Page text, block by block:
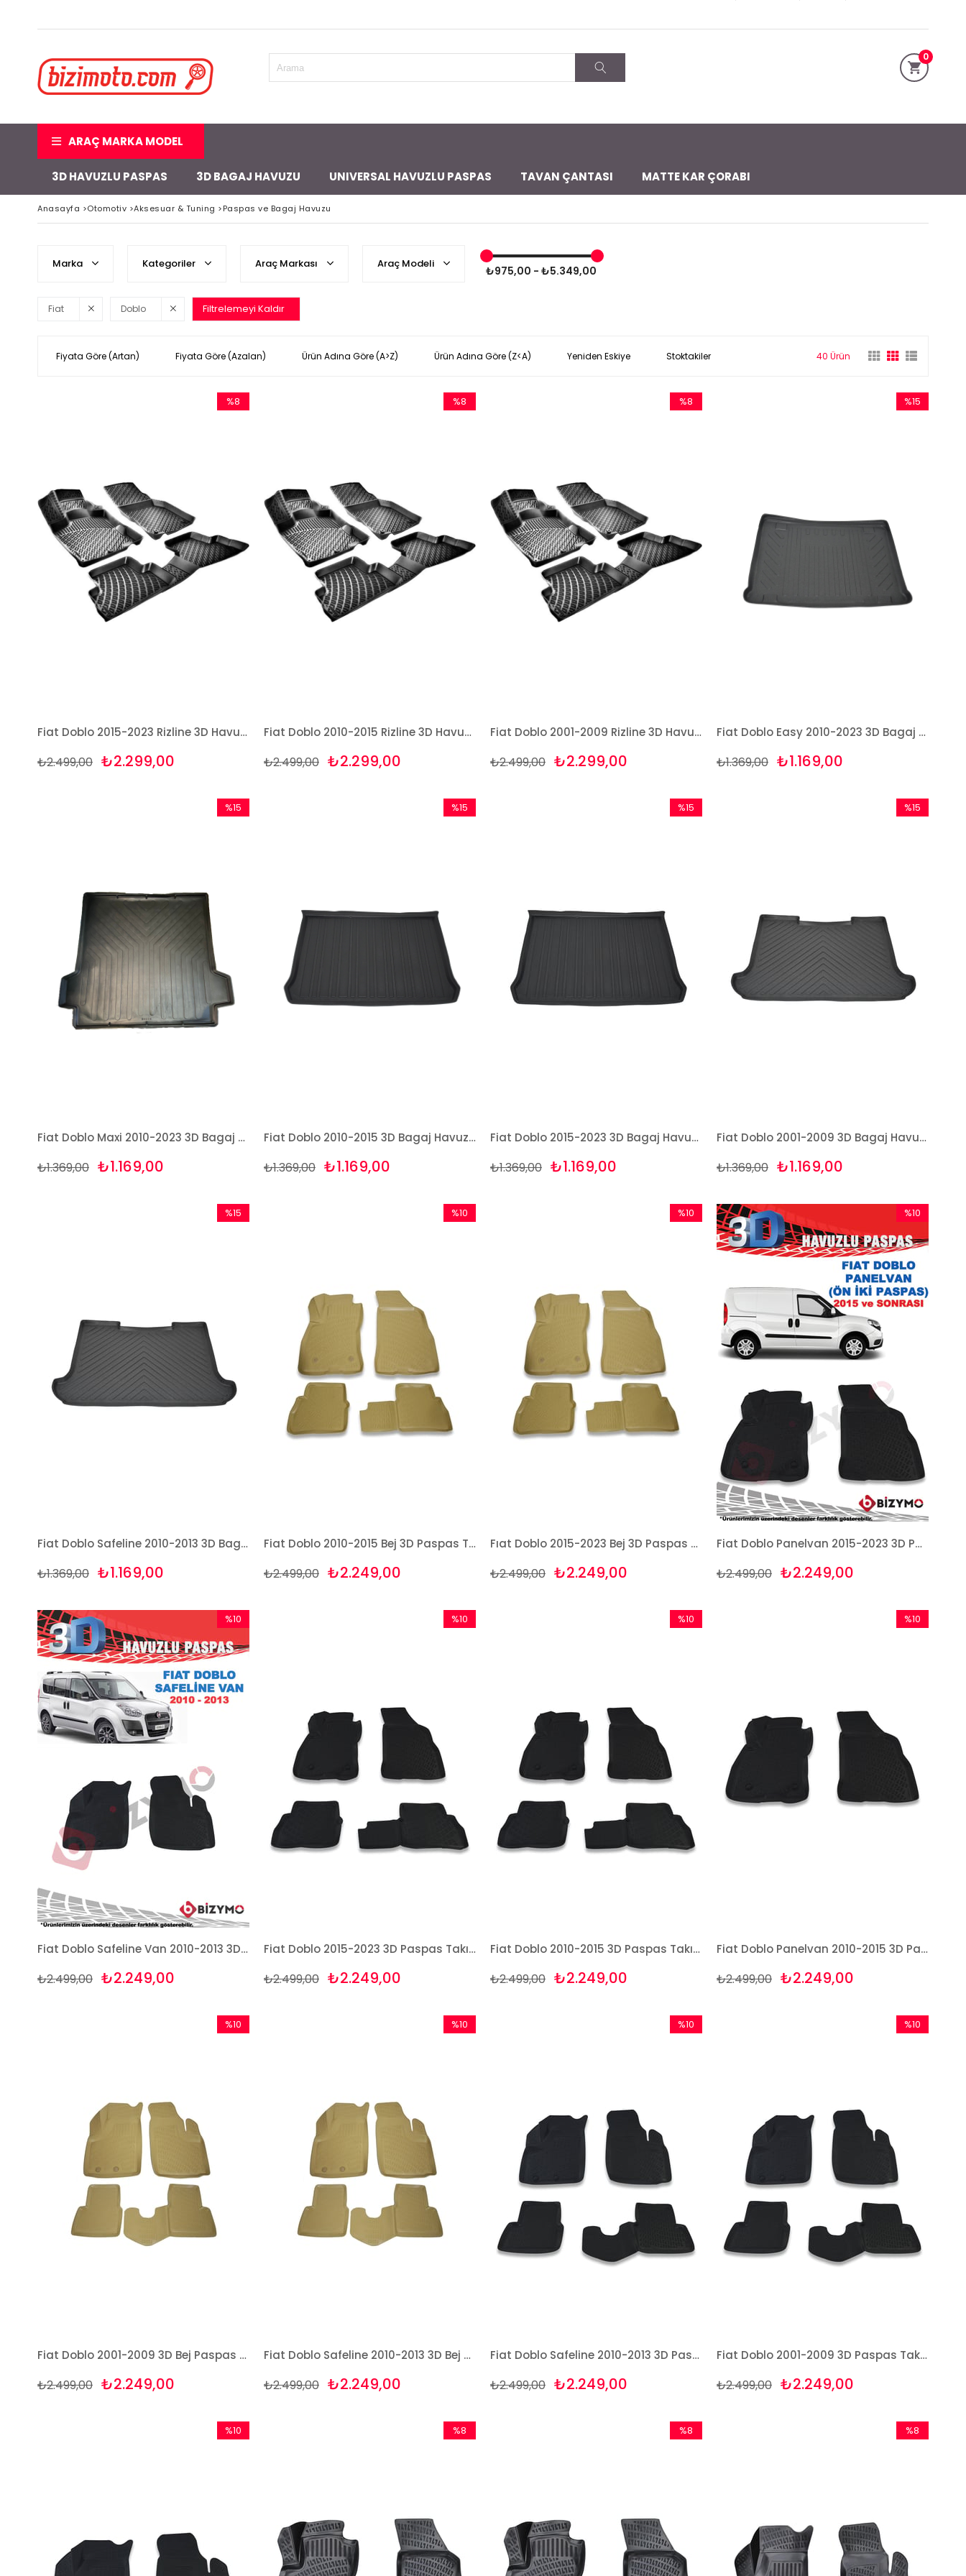
0
ARAÇ MARKA MODEL
3D HAVUZLU PASPAS 3D BAGAJ HAVUZU UNIVERSAL HAVUZLU PASPAS TAVAN ÇANTASI MATTE KAR ÇORABI
Anasayfa >Otomotiv >Aksesuar & Tuning >Paspas ve Bagaj Havuzu
Marka Kategoriler Araç Markası Araç Modeli
₺975,00 - ₺5.349,00
Fiat Doblo Filtrelemeyi Kaldır
Fiyata Göre (Artan) Fiyata Göre (Azalan) Ürün Adına Göre (A>Z) Ürün Adına Göre (Z<A) Yeniden Eskiye Stoktakiler 40 Ürün
Fiat Doblo 2015-2023 Rizline 3D Havuzlu Paspas
₺2.299,00
₺2.499,00
%8
Fiat Doblo 2010-2015 Rizline 3D Havuzlu Paspas
₺2.299,00
₺2.499,00
%8
Fiat Doblo 2001-2009 Rizline 3D Havuzlu Paspas
₺2.299,00
₺2.499,00
%8
Fiat Doblo Easy 2010-2023 3D Bagaj Havuzu Bizymo
₺1.169,00
₺1.369,00
%15
Fiat Doblo Maxi 2010-2023 3D Bagaj Havuzu Bizymo
₺1.169,00
₺1.369,00
%15
Fiat Doblo 2010-2015 3D Bagaj Havuzu Bizymo
₺1.169,00
₺1.369,00
%15
Fiat Doblo 2015-2023 3D Bagaj Havuzu Bizymo
₺1.169,00
₺1.369,00
%15
Fiat Doblo 2001-2009 3D Bagaj Havuzu Bizymo
₺1.169,00
₺1.369,00
%15
Fiat Doblo Safeline 2010-2013 3D Bagaj Havuzu Bizymo
₺1.169,00
₺1.369,00
%15
Fiat Doblo 2010-2015 Bej 3D Paspas Takımı Bizymo
₺2.249,00
₺2.499,00
%10
Fıat Doblo 2015-2023 Bej 3D Paspas Takımı Bizymo
₺2.249,00
₺2.499,00
%10
%10İndirim
Fiat Doblo Panelvan 2015-2023 3D Paspas Takımı Bizymo
₺2.249,00
₺2.499,00
%10
İndirim
%10İndirim
Fiat Doblo Safeline Van 2010-2013 3D Havuzlu Paspas Takımı Bizymo
₺2.249,00
₺2.499,00
%10
İndirim
%10İndirim
Fiat Doblo 2015-2023 3D Paspas Takımı Bizymo
₺2.249,00
₺2.499,00
%10
Fiat Doblo 2010-2015 3D Paspas Takımı Bizymo
₺2.249,00
₺2.499,00
%10
Fiat Doblo Panelvan 2010-2015 3D Paspas Takımı Bizymo
₺2.249,00
₺2.499,00
%10
Fiat Doblo 2001-2009 3D Bej Paspas Takımı Bizymo
₺2.249,00
₺2.499,00
%10
Fiat Doblo Safeline 2010-2013 3D Bej Paspas Takımı Bizymo
₺2.249,00
₺2.499,00
%10
Fiat Doblo Safeline 2010-2013 3D Paspas Takımı Bizymo
₺2.249,00
₺2.499,00
%10
Fiat Doblo 2001-2009 3D Paspas Takımı Bizymo
₺2.249,00
₺2.499,00
%10
%10
%8
%8
%8